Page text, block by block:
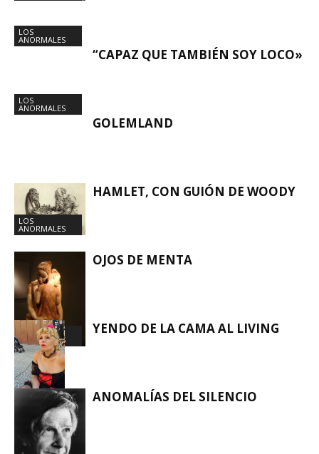
LOS
ANORMALES
“CAPAZ QUE TAMBIÉN SOY LOCO»
LOS
ANORMALES
GOLEMLAND
LOS
ANORMALES
HAMLET, CON GUIÓN DE WOODY
LOS
ANORMALES
OJOS DE MENTA
ANORMALES
YENDO DE LA CAMA AL LIVING
ANOMALÍAS DEL SILENCIO